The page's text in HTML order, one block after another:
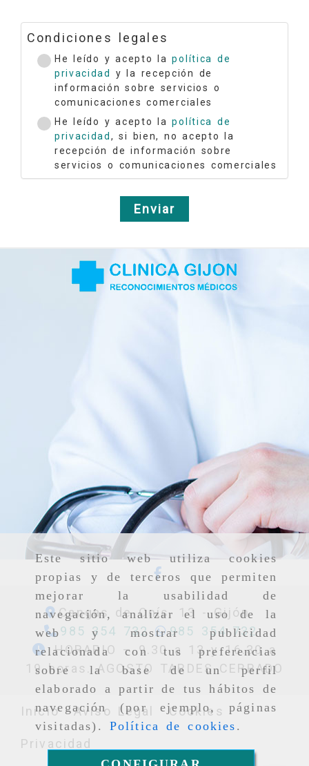
Este sitio web utiliza cookies
propias y de terceros que permiten
mejorar la usabilidad de
navegación, analizar el uso de la
web y mostrar publicidad
relacionada con tus preferencias
sobre la base de un perfil
elaborado a partir de tus hábitos de
navegación (por ejemplo, páginas
visitadas). Política de cookies .
Condiciones legales
He leído y acepto lapolítica de
privacidad
y la recepción de
información sobre servicios o
comunicaciones comerciales
He leído y acepto lapolítica de
privacidad, si bien, no acepto la
recepción de información sobre
servicios o comunicaciones comerciales
Enviar
Cangas de Onís, 13 -Gijón
985 354 732
985 354 732
HORARIO – 9.30 a 13 y 16.30 a
19 horas. AGOSTO TARDES CERRADO
Inicio Aviso Legal Cookies
Privacidad